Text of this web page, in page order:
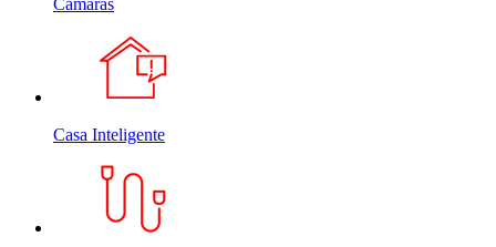
Casa Inteligente